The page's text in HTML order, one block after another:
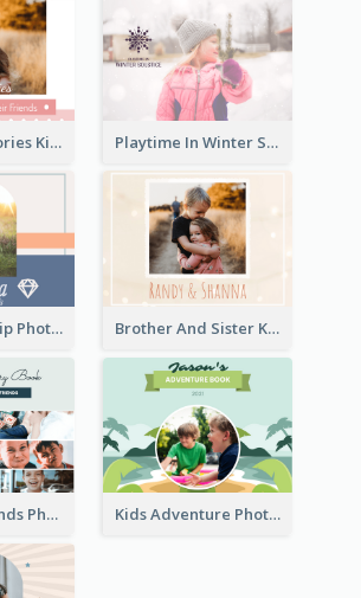
Special Memories Kids Photo Book Playtime In Winter Solstice Kids Photobook
Kids Friendship Photo Book Brother And Sister Kids Photo Book
Kids And Friends Photo Book Kids Adventure Photo Book